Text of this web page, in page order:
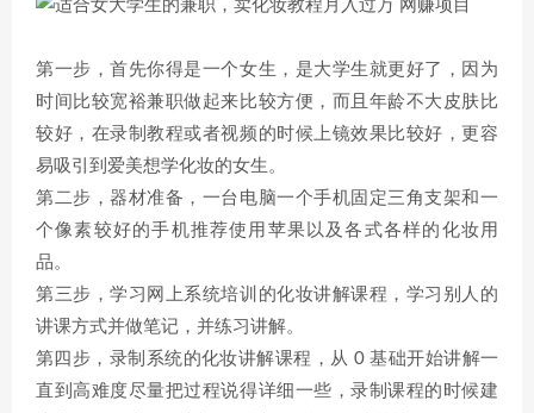
第一步，首先你得是一个女生，是大学生就更好了，因为
时间比较宽裕兼职做起来比较方便，而且年龄不大皮肤比
较好，在录制教程或者视频的时候上镜效果比较好，更容
易吸引到爱美想学化妆的女生。
第二步，器材准备，一台电脑一个手机固定三角支架和一
个像素较好的手机推荐使用苹果以及各式各样的化妆用
品。
第三步，学习网上系统培训的化妆讲解课程，学习别人的
讲课方式并做笔记，并练习讲解。
第四步，录制系统的化妆讲解课程，从 0 基础开始讲解一
直到高难度尽量把过程说得详细一些，录制课程的时候建